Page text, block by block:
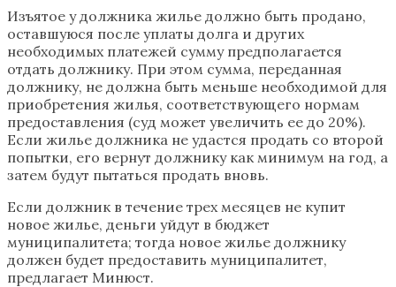
Изъятое у должника жилье должно быть продано,
оставшуюся после уплаты долга и других
необходимых платежей сумму предполагается
отдать должнику. При этом сумма, переданная
должнику, не должна быть меньше необходимой для
приобретения жилья, соответствующего нормам
предоставления (суд может увеличить ее до 20%).
Если жилье должника не удастся продать со второй
попытки, его вернут должнику как минимум на год, а
затем будут пытаться продать вновь.
Если должник в течение трех месяцев не купит
новое жилье, деньги уйдут в бюджет
муниципалитета; тогда новое жилье должнику
должен будет предоставить муниципалитет,
предлагает Минюст.